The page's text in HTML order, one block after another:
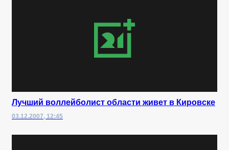
Лучший воллейболист области живет в Кировске
03.12.2007, 12:45